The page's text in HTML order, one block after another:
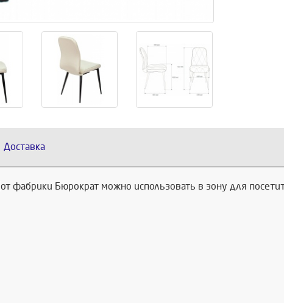
Доставка
от фабрики Бюрократ можно использовать в зону для